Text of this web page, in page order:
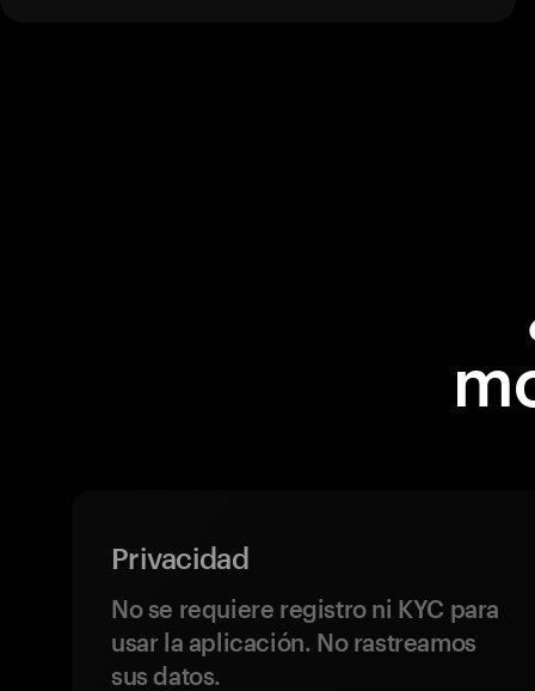
Privacidad
No se requiere registro ni KYC para
usar la aplicación. No rastreamos
sus datos.